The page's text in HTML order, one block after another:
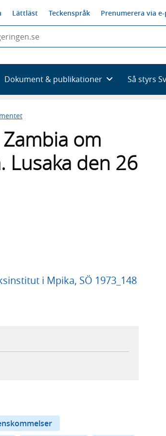
Lättläst Teckenspråk Prenumerera via
Dokument & publikationer Så styrs
om
Lusaka den 26
i Mpika, SÖ 1973_148
postklient,